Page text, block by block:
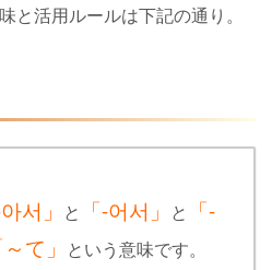
と活用ルールは下記の通り。
아서」 と 「-어서」 と
「-
～て 」 という意味です。